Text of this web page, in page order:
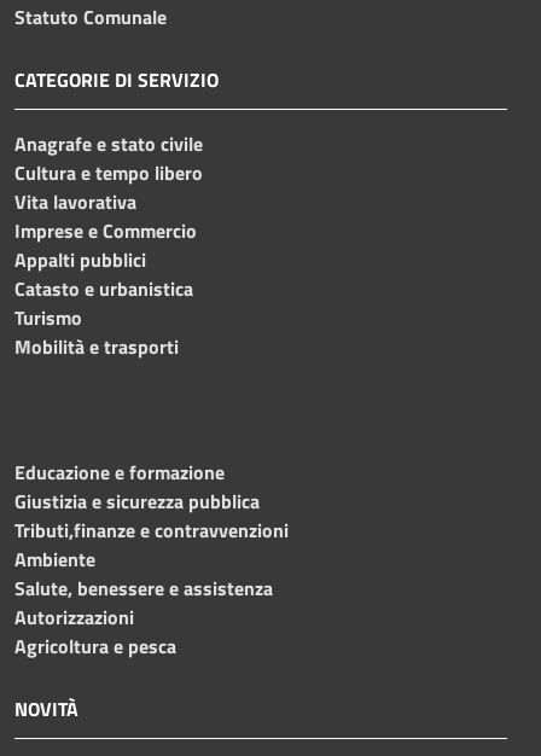
Statuto Comunale
CATEGORIE DI SERVIZIO
Anagrafe e stato civile
Cultura e tempo libero
Vita lavorativa
Imprese e Commercio
Appalti pubblici
Catasto e urbanistica
Turismo
Mobilità e trasporti
Educazione e formazione
Giustizia e sicurezza pubblica
Tributi,finanze e contravvenzioni
Ambiente
Salute, benessere e assistenza
Autorizzazioni
Agricoltura e pesca
NOVITÀ